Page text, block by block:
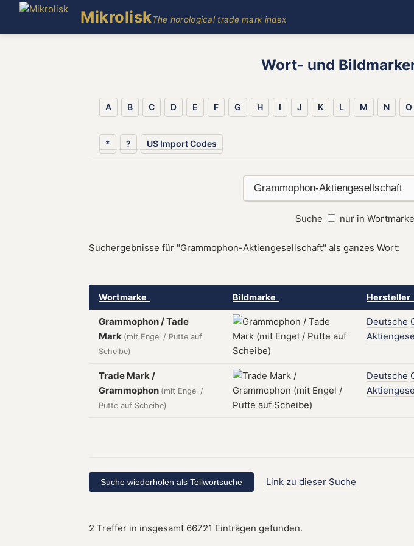
MikroliskThe horological trade mark index
Wort- und
A B C D E F G H I J K L M N O
* ? US Import Codes
Suche nur in
Suchergebnisse für "Grammophon-Aktiengesellschaft" als ganzes Wort:
Wortmarke Bildmarke Hersteller
Grammophon / Tade
Mark (mit Engel / Putte auf
Scheibe)
Deutsche
Trade Mark /
Grammophon (mit Engel /
Putte auf Scheibe)
Deutsche
Link zu dieser Suche
2 Treffer in insgesamt 66721 Einträgen gefunden.